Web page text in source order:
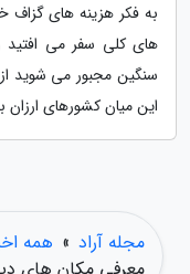
به فکر هزینه های گزاف
های کلی سفر می افتید
سنگین مجبور می شوید
این میان کشورهای
مجله آراد » همه